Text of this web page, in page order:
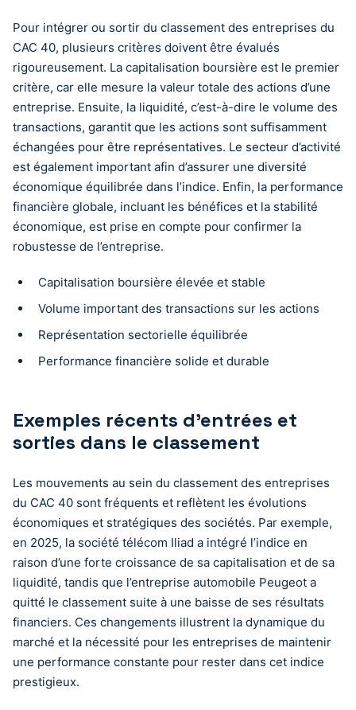
Pour intégrer ou sortir du classement des entreprises du
CAC 40, plusieurs critères doivent être évalués
rigoureusement. La capitalisation boursière est le premier
critère, car elle mesure la valeur totale des actions d’une
entreprise. Ensuite, la liquidité, c’est-à-dire le volume des
transactions, garantit que les actions sont suffisamment
échangées pour être représentatives. Le secteur d’activité
est également important afin d’assurer une diversité
économique équilibrée dans l’indice. Enfin, la performance
financière globale, incluant les bénéfices et la stabilité
économique, est prise en compte pour confirmer la
robustesse de l’entreprise.
Capitalisation boursière élevée et stable
Volume important des transactions sur les actions
Représentation sectorielle équilibrée
Performance financière solide et durable
Exemples récents d’entrées et
sorties dans le classement
Les mouvements au sein du classement des entreprises
du CAC 40 sont fréquents et reflètent les évolutions
économiques et stratégiques des sociétés. Par exemple,
en 2025, la société télécom Iliad a intégré l’indice en
raison d’une forte croissance de sa capitalisation et de sa
liquidité, tandis que l’entreprise automobile Peugeot a
quitté le classement suite à une baisse de ses résultats
financiers. Ces changements illustrent la dynamique du
marché et la nécessité pour les entreprises de maintenir
une performance constante pour rester dans cet indice
prestigieux.